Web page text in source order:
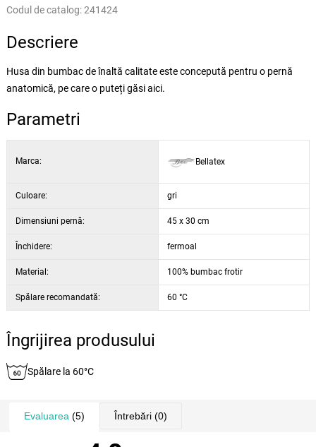
Codul de catalog:241424
Descriere
Husa din bumbac de înaltă calitate este concepută pentru o pernă
anatomică, pe care o puteți găsi aici.
Parametri
Marca: Bellatex
Culoare: gri
Dimensiuni pernă: 45 x 30 cm
Închidere: fermoal
Material: 100% bumbac frotir
Spălare recomandată: 60 °C
Îngrijirea produsului
Spălare la 60°C
Evaluarea (5) Întrebări(0)